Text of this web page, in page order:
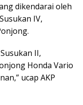
dikendarai oleh
IV,
II,
Honda Vario
ucap AKP